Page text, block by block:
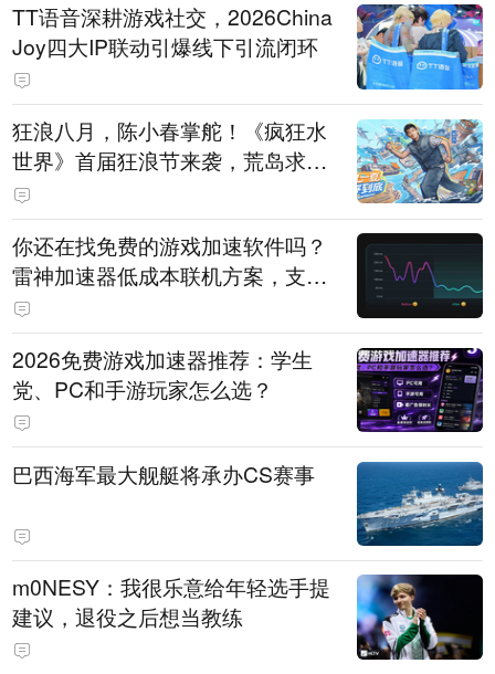
TT语音深耕游戏社交，2026China
Joy四大IP联动引爆线下引流闭环
狂浪八月，陈小春掌舵！《疯狂水
世界》首届狂浪节来袭，荒岛求生
直播即将开启
你还在找免费的游戏加速软件吗？
雷神加速器低成本联机方案，支持
免费试用
2026免费游戏加速器推荐：学生
党、PC和手游玩家怎么选？
巴西海军最大舰艇将承办CS赛事
m0NESY：我很乐意给年轻选手提
建议，退役之后想当教练